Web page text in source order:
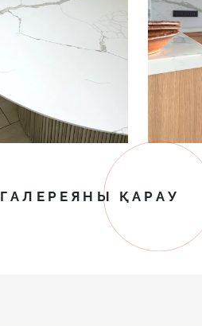
ГАЛЕРЕЯНЫ ҚАРАУ